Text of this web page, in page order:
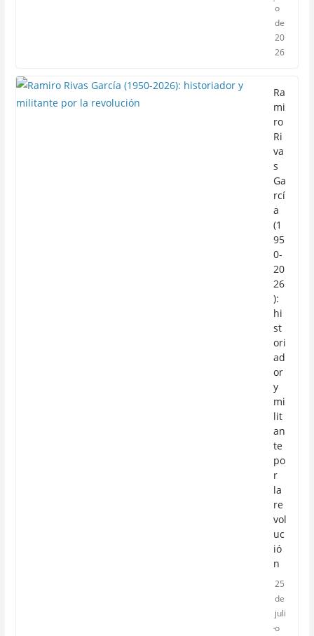
o
de
20
26
Ra
mi
ro
Ri
va
s
Ga
rcí
a
(1
95
0-
20
26
):
hi
st
ori
ad
or
y
mi
lit
an
te
po
r
la
re
vol
uc
ió
n
25
de
juli
o